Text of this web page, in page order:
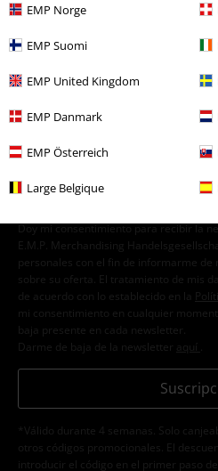
EMP Norge
EMP Suomi
EMP United Kingdom
EMP Danmark
EMP Österreich
Large Belgique
E-mail Newsletter
¡Cheque regalo del 15% de descuento,
Doy mi consentimiento para recibir la
E.M.P. Merchandising
personales con el fin de informarme de
sobre su oferta. El tratamiento de mis
de acuerdo con lo establecido en la
mi consentimiento en cualquier
baja presente en cada newsletter.
Darme de baja de la newsletter
aquí
*Válido durante 4 semanas. Solo
otros códigos promocionales. El
introducir el código en el primer paso